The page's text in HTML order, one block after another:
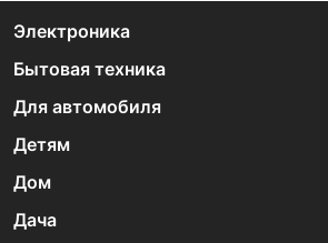
Электроника
Бытовая техника
Для автомобиля
Детям
Дом
Дача